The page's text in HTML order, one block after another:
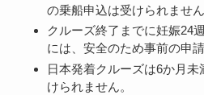
の乗船申込は受けられません
クルーズ終了までに妊娠24
には、安全のため事前の申請
日本発着クルーズは6か月
けられません。